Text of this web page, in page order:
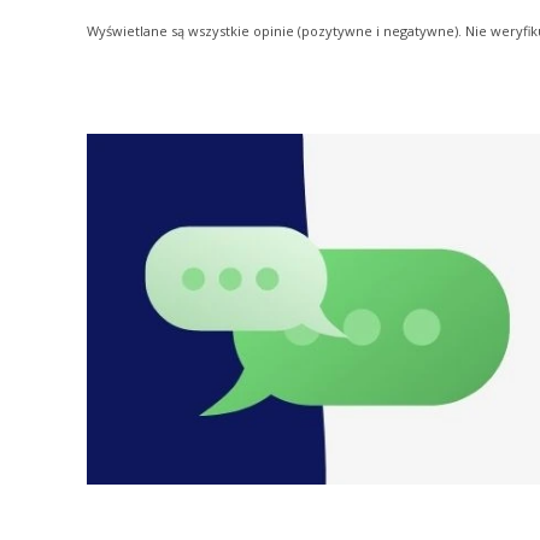
Wyświetlane są wszystkie opinie (pozytywne i negatywne). Nie